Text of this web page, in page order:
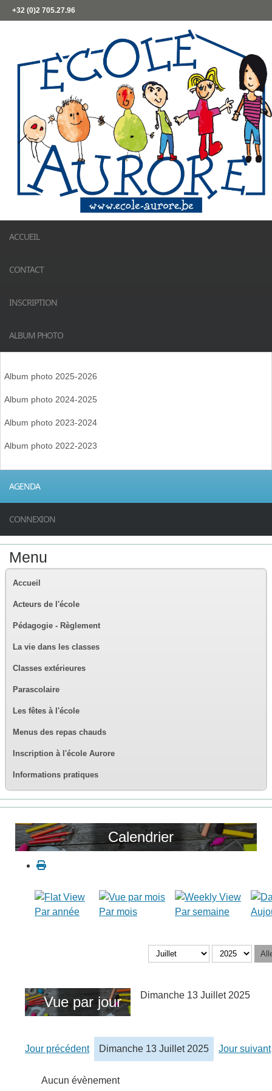
+32 (0)2 705.27.96
ACCUEIL
CONTACT
INSCRIPTION
ALBUM PHOTO
Album photo 2025-2026
Album photo 2024-2025
Album photo 2023-2024
Album photo 2022-2023
AGENDA
CONNEXION
Menu
Accueil
Acteurs de l'école
Pédagogie - Règlement
La vie dans les classes
Classes extérieures
Parascolaire
Les fêtes à l'école
Menus des repas chauds
Inscription à l'école Aurore
Informations pratiques
Calendrier
Par année Par mois Par semaine
Vue par jour Dimanche 13 Juillet 2025
Jour précédent Dimanche 13 Juillet 2025 Jour suivant
Aucun évènement